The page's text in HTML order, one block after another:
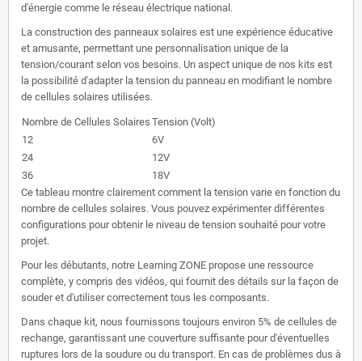
d'énergie comme le réseau électrique national.
La construction des panneaux solaires est une expérience éducative
et amusante, permettant une personnalisation unique de la
tension/courant selon vos besoins. Un aspect unique de nos kits est
la possibilité d'adapter la tension du panneau en modifiant le nombre
de cellules solaires utilisées.
Nombre de Cellules Solaires Tension (Volt)
12
6V
24
12V
36
18V
Ce tableau montre clairement comment la tension varie en fonction du
nombre de cellules solaires. Vous pouvez expérimenter différentes
configurations pour obtenir le niveau de tension souhaité pour votre
projet.
Pour les débutants, notre Learning ZONE propose une ressource
complète, y compris des vidéos, qui fournit des détails sur la façon de
souder et d'utiliser correctement tous les composants.
Dans chaque kit, nous fournissons toujours environ 5% de cellules de
rechange, garantissant une couverture suffisante pour d'éventuelles
ruptures lors de la soudure ou du transport. En cas de problèmes dus à